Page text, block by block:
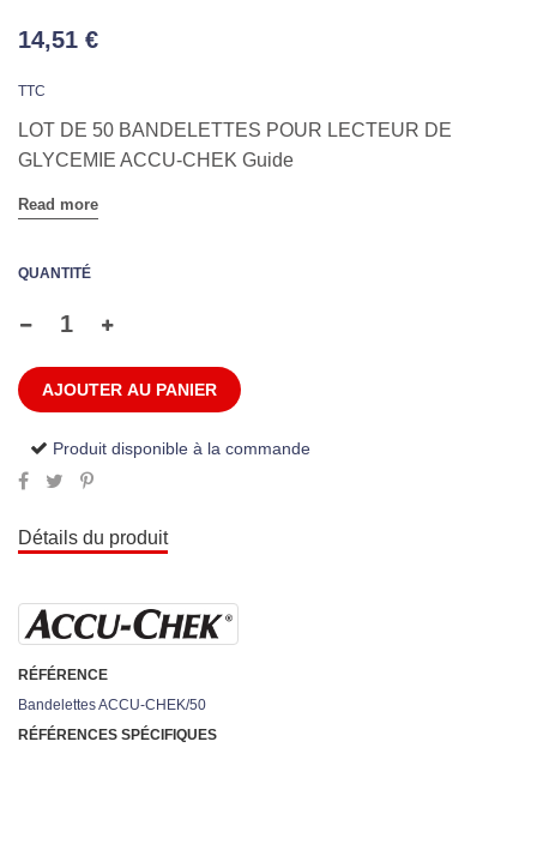
14,51 €
TTC
LOT DE 50 BANDELETTES POUR LECTEUR DE
GLYCEMIE ACCU-CHEK Guide
Read more
QUANTITÉ
AJOUTER AU PANIER
Produit disponible à la commande
Détails du produit
RÉFÉRENCE
Bandelettes ACCU-CHEK/50
RÉFÉRENCES SPÉCIFIQUES